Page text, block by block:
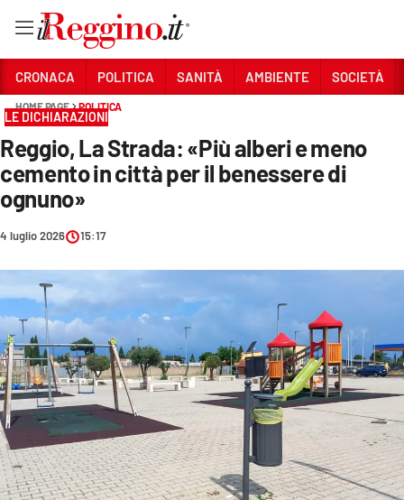
Sezioni
CRONACA
SANITÀ
AMBIENTE
SOCIETÀ
CULTURA
ECONOMIA E LAVORO
EVENTI
SPORT
CRONACA POLITICA SANITÀ AMBIENTE SOCIETÀ
HOME PAGE POLITICA
LE DICHIARAZIONI
Reggio, La Strada: «Più alberi e meno
cemento in città per il benessere di
ognuno»
4 luglio 2026 15:17